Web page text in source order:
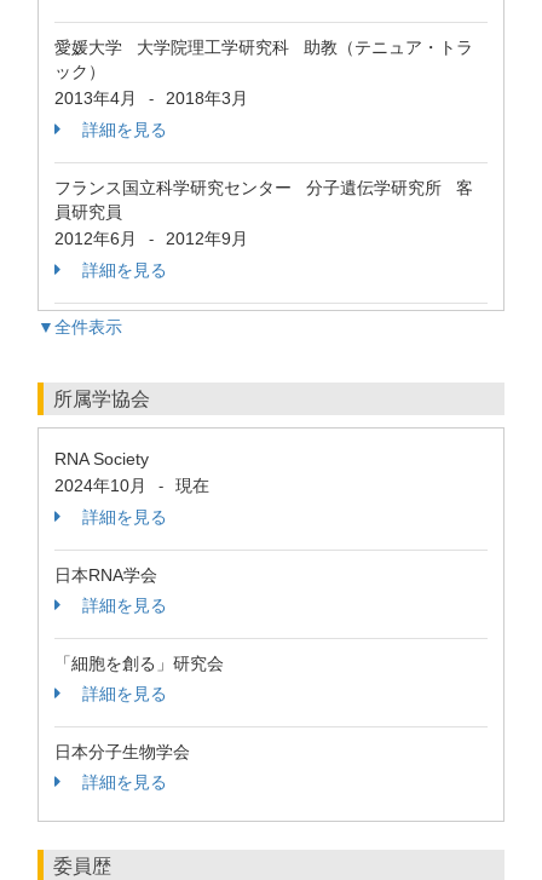
愛媛大学 大学院理工学研究科 助教（テニュア・トラ
ック）
2013年4月
-
2018年3月
詳細を見る
フランス国立科学研究センター 分子遺伝学研究所 客
員研究員
2012年6月
-
2012年9月
詳細を見る
▼全件表示
所属学協会
RNA Society
2024年10月
-
現在
詳細を見る
日本RNA学会
詳細を見る
「細胞を創る」研究会
詳細を見る
日本分子生物学会
詳細を見る
委員歴